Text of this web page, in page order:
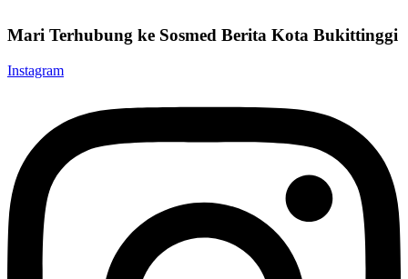
Mari Terhubung ke Sosmed Berita Kota Bukittinggi
Instagram